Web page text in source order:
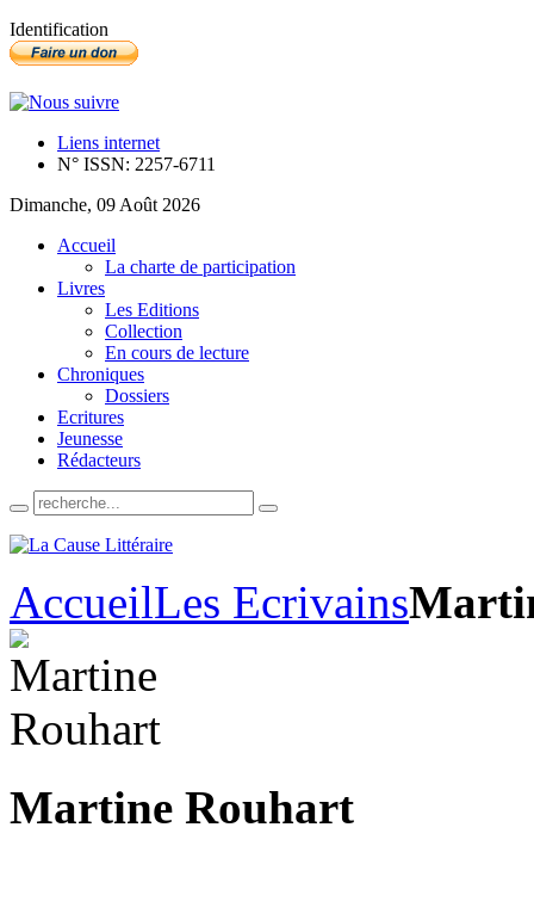
Identification
Liens internet
N° ISSN: 2257-6711
Dimanche, 09 Août 2026
Accueil
La charte de participation
Livres
Les Editions
Collection
En cours de lecture
Chroniques
Dossiers
Ecritures
Jeunesse
Rédacteurs
AccueilLes Ecrivains
Martine Rouhart